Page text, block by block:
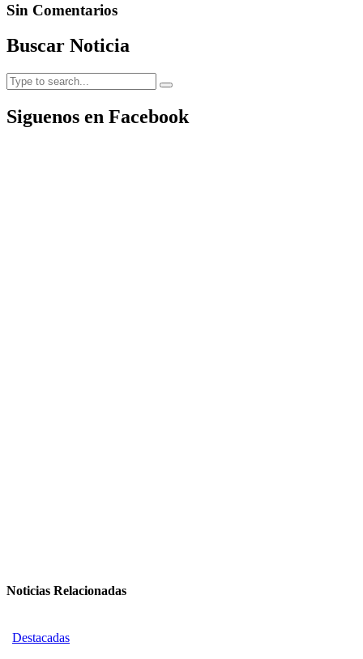
Sin Comentarios
Buscar Noticia
Siguenos en Facebook
Noticias Relacionadas
Destacadas